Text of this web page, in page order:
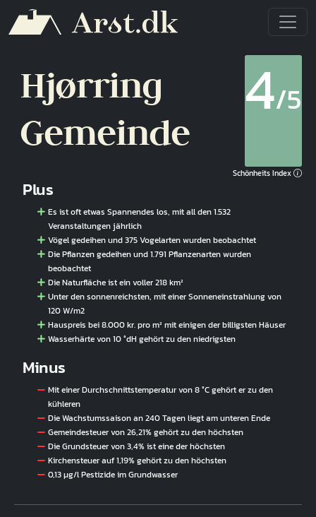
Hjørring
Gemeinde
4/5
Schönheits Index
Plus
Es ist oft etwas Spannendes los, mit all den 1.532
Veranstaltungen jährlich
Vögel gedeihen und 375 Vogelarten wurden beobachtet
Die Pflanzen gedeihen und 1.791 Pflanzenarten wurden
beobachtet
Die Naturfläche ist ein voller 218 km²
Unter den sonnenreichsten, mit einer Sonneneinstrahlung von
120 W/m2
Hauspreis bei 8.000 kr. pro m² mit einigen der billigsten Häuser
Wasserhärte von 10 °dH gehört zu den niedrigsten
Minus
Mit einer Durchschnittstemperatur von 8 °C gehört er zu den
kühleren
Die Wachstumssaison an 240 Tagen liegt am unteren Ende
Gemeindesteuer von 26,21% gehört zu den höchsten
Die Grundsteuer von 3,4% ist eine der höchsten
Kirchensteuer auf 1,19% gehört zu den höchsten
0,13 µg/l Pestizide im Grundwasser